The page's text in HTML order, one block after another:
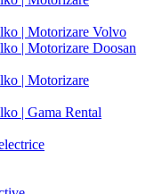
| Motorizare Volvo
| Motorizare Doosan
| Motorizare
| Gama Rental